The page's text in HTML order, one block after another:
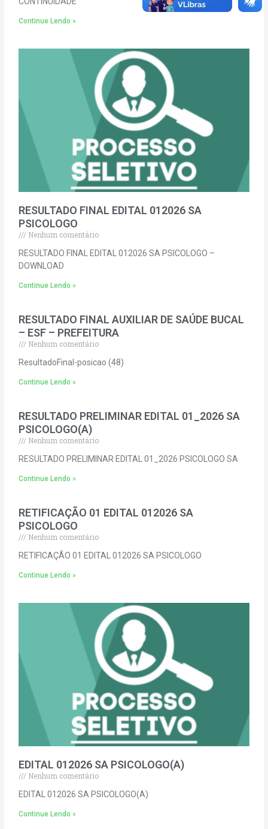
Continue Lendo »
RESULTADO FINAL EDITAL 012026 SA
PSICOLOGO
Nenhum comentário
RESULTADO FINAL EDITAL 012026 SA PSICOLOGO –
DOWNLOAD
Continue Lendo »
RESULTADO FINAL AUXILIAR DE SAÚDE BUCAL
– ESF – PREFEITURA
Nenhum comentário
ResultadoFinal-posicao (48)
Continue Lendo »
RESULTADO PRELIMINAR EDITAL 01_2026 SA
PSICOLOGO(A)
Nenhum comentário
RESULTADO PRELIMINAR EDITAL 01_2026 PSICOLOGO SA
Continue Lendo »
RETIFICAÇÃO 01 EDITAL 012026 SA
PSICOLOGO
Nenhum comentário
RETIFICAÇÃO 01 EDITAL 012026 SA PSICOLOGO
Continue Lendo »
EDITAL 012026 SA PSICOLOGO(A)
Nenhum comentário
EDITAL 012026 SA PSICOLOGO(A)
Continue Lendo »